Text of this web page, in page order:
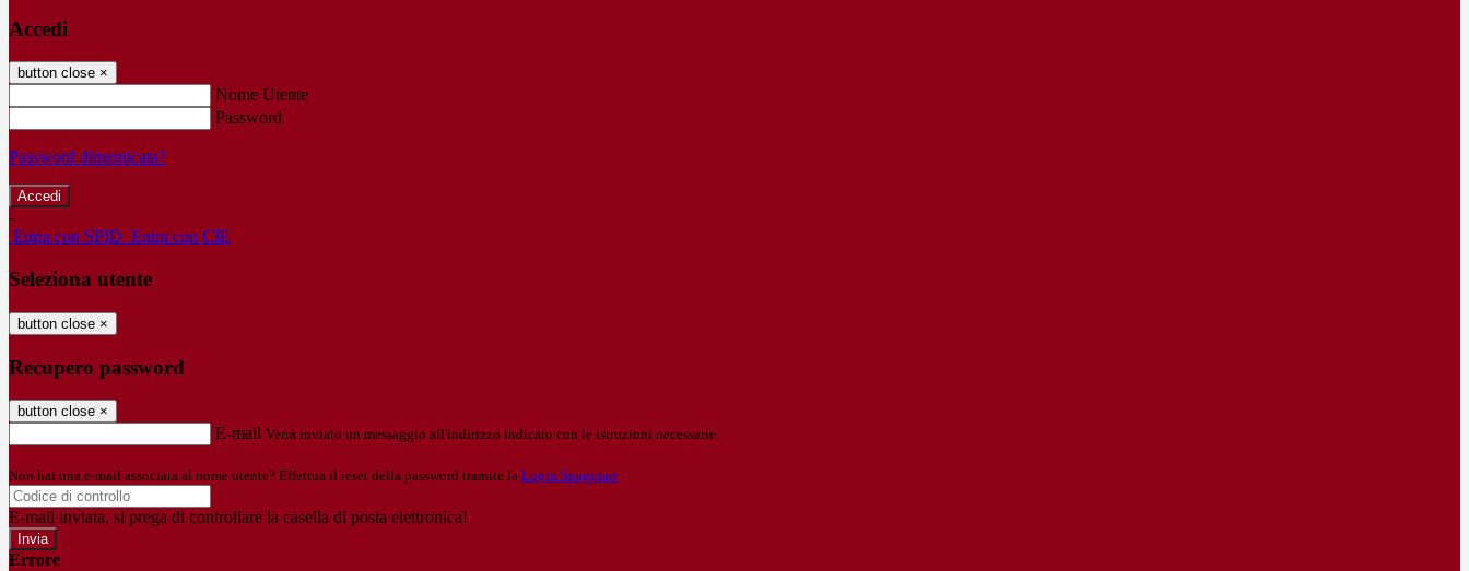
Accedi
button close ×
Nome Utente
Password
Password dimenticata?
-
Entra con SPID Entra con CIE
Seleziona utente
button close ×
Recupero password
button close ×
E-mail Verrà inviato un messaggio all'indirizzo indicato con le istruzioni necessarie.
Non hai una e-mail associata al nome utente? Effettua il reset della password tramite la Login Spaggiari
E-mail inviata, si prega di controllare la casella di posta elettronica!
Errore